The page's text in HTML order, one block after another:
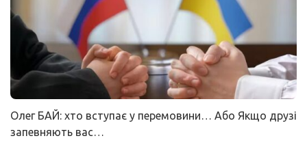
Олег БАЙ: хто вступає у перемовини… Або Якщо друзі
запевняють вас…